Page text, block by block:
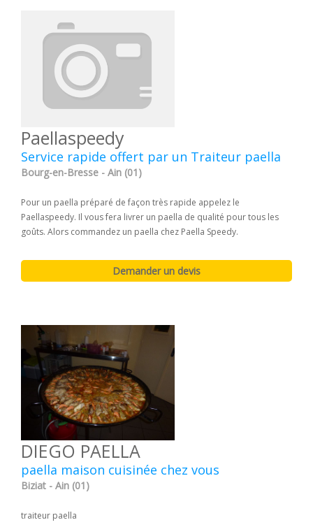
Paellaspeedy
Service rapide offert par un Traiteur paella
Bourg-en-Bresse - Ain (01)
Pour un paella préparé de façon très rapide appelez le
Paellaspeedy. Il vous fera livrer un paella de qualité pour tous les
goûts. Alors commandez un paella chez Paella Speedy.
DIEGO PAELLA
paella maison cuisinée chez vous
Biziat - Ain (01)
traiteur paella